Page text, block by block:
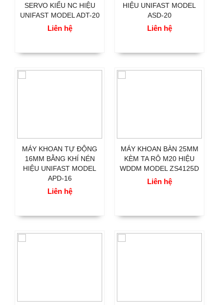
SERVO KIỂU NC HIỆU
UNIFAST MODEL ADT-20
Liên hệ
HIỆU UNIFAST MODEL
ASD-20
Liên hệ
MÁY KHOAN TỰ ĐỘNG
16MM BẰNG KHÍ NÉN
HIỆU UNIFAST MODEL
APD-16
Liên hệ
MÁY KHOAN BÀN 25MM
KÈM TA RÔ M20 HIỆU
WDDM MODEL ZS4125D
Liên hệ